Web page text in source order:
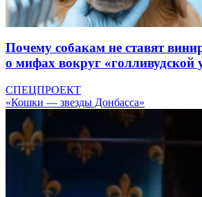
Почему собакам не ставят
о мифах вокруг «голливудской
СПЕЦПРОЕКТ
«Кошки — звезды Донбасса»